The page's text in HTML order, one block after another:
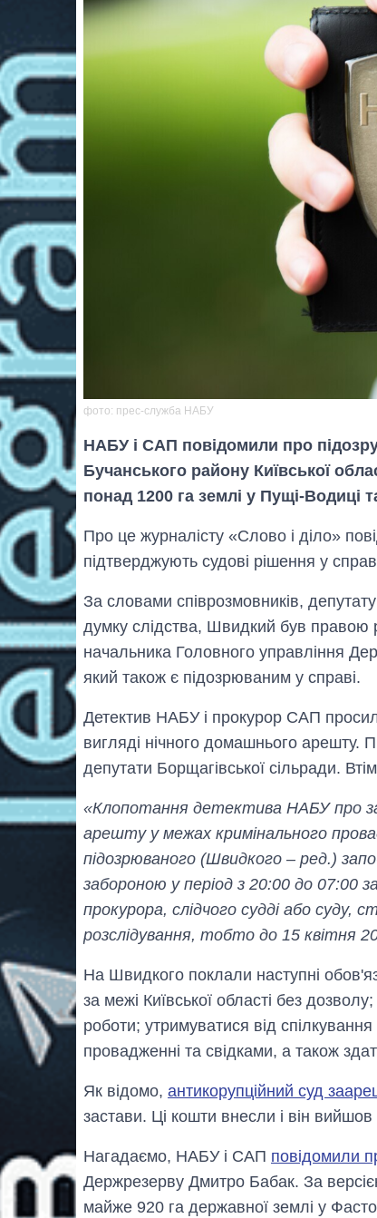
фото: прес-служба НАБУ
НАБУ і САП повідомили про підозру
Бучанського району Київської
понад 1200 га землі у Пущі-Водиці
Про це журналісту «Слово і діло»
підтверджують судові рішення у
За словами співрозмовників,
думку слідства, Швидкий був правою
начальника Головного управління
який також є підозрюваним у справі.
Детектив НАБУ і прокурор САП
вигляді нічного домашнього арешту.
депутати Борщагівської сільради.
«Клопотання детектива НАБУ про
арешту у межах кримінального
підозрюваного (Швидкого – ред.)
забороною у період з 20:00 до
прокурора, слідчого судді або суду,
розслідування, тобто до 15 квітня
На Швидкого поклали наступні
за межі Київської області без
роботи; утримуватися від
провадженні та свідками, а також
Як відомо, антикорупційний суд
застави. Ці кошти внесли і він вийшов
Нагадаємо, НАБУ і САП повідомили
Держрезерву Дмитро Бабак. За
майже 920 га державної землі у